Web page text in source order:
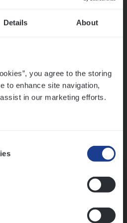
Details About
you agree to the storing
to enhance site navigation,
in our marketing efforts.